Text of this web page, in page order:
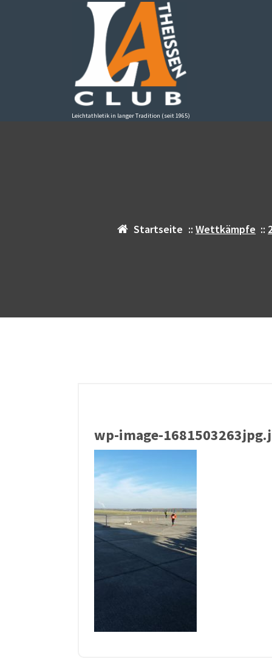
Leichtathletik in langer Tradition (seit 1965)
Startseite ::Wettkämpfe ::
wp-image-